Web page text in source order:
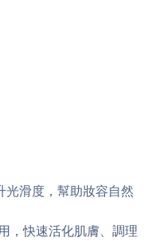
滑度，幫助妝容自然
，快速活化肌膚、調理